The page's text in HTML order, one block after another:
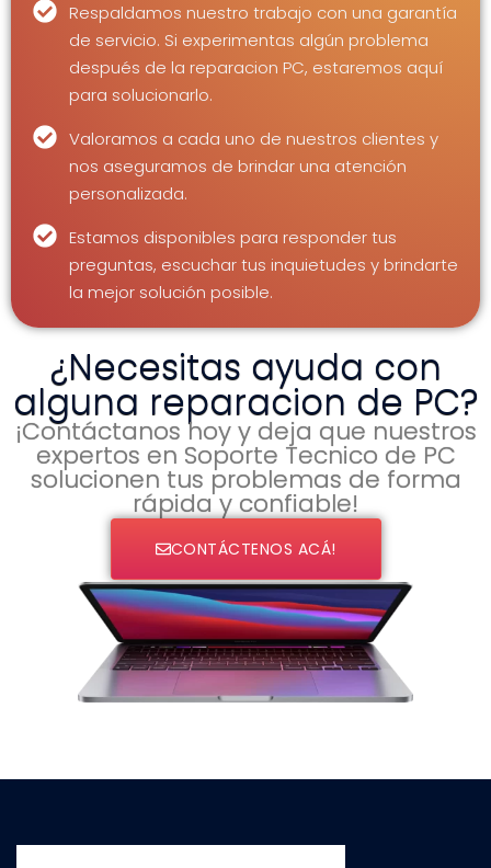
Respaldamos nuestro trabajo con una garantía
de servicio. Si experimentas algún problema
después de la reparacion PC, estaremos aquí
para solucionarlo.
Valoramos a cada uno de nuestros clientes y
nos aseguramos de brindar una atención
personalizada.
Estamos disponibles para responder tus
preguntas, escuchar tus inquietudes y brindarte
la mejor solución posible.
¿Necesitas ayuda con
alguna reparacion de PC?
¡Contáctanos hoy y deja que nuestros
expertos en Soporte Tecnico de PC
solucionen tus problemas de forma
rápida y confiable!
CONTÁCTENOS ACÁ!